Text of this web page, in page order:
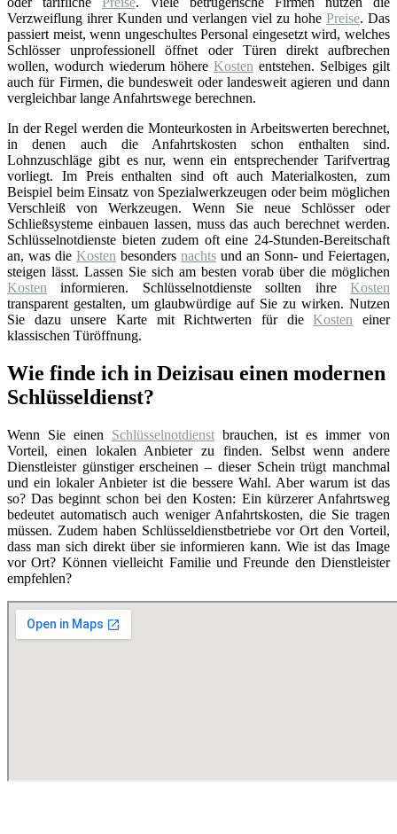
Verzweiflung ihrer Kunden und verlangen viel zu hohe Preise. Das
passiert meist, wenn ungeschultes Personal eingesetzt wird, welches
Schlösser unprofessionell öffnet oder Türen direkt aufbrechen
wollen, wodurch wiederum höhere Kosten entstehen. Selbiges gilt
auch für Firmen, die bundesweit oder landesweit agieren und dann
vergleichbar lange Anfahrtswege berechnen.
In der Regel werden die Monteurkosten in Arbeitswerten berechnet,
in denen auch die Anfahrtskosten schon enthalten sind.
Lohnzuschläge gibt es nur, wenn ein entsprechender Tarifvertrag
vorliegt. Im Preis enthalten sind oft auch Materialkosten, zum
Beispiel beim Einsatz von Spezialwerkzeugen oder beim möglichen
Verschleiß von Werkzeugen. Wenn Sie neue Schlösser oder
Schließsysteme einbauen lassen, muss das auch berechnet werden.
Schlüsselnotdienste bieten zudem oft eine 24-Stunden-Bereitschaft
an, was die Kosten besonders nachts und an Sonn- und Feiertagen,
steigen lässt. Lassen Sie sich am besten vorab über die möglichen
Kosten informieren. Schlüsselnotdienste sollten ihre Kosten
transparent gestalten, um glaubwürdige auf Sie zu wirken. Nutzen
Sie dazu unsere Karte mit Richtwerten für dieKosten einer
klassischen Türöffnung.
Wie finde ich in Deizisau einen modernen
Schlüsseldienst?
Wenn Sie einen Schlüsselnotdienst brauchen, ist es immer von
Vorteil, einen lokalen Anbieter zu finden. Selbst wenn andere
Dienstleister günstiger erscheinen – dieser Schein trügt manchmal
und ein lokaler Anbieter ist die bessere Wahl. Aber warum ist das
so? Das beginnt schon bei den Kosten: Ein kürzerer Anfahrtsweg
bedeutet automatisch auch weniger Anfahrtskosten, die Sie tragen
müssen. Zudem haben Schlüsseldienstbetriebe vor Ort den Vorteil,
dass man sich direkt über sie informieren kann. Wie ist das Image
vor Ort? Können vielleicht Familie und Freunde den Dienstleister
empfehlen?